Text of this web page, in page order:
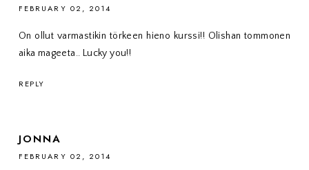
FEBRUARY 02, 2014
On ollut varmastikin törkeen hieno kurssi!! Olishan tommonen
aika mageeta.. Lucky you!!
REPLY
JONNA
FEBRUARY 02, 2014